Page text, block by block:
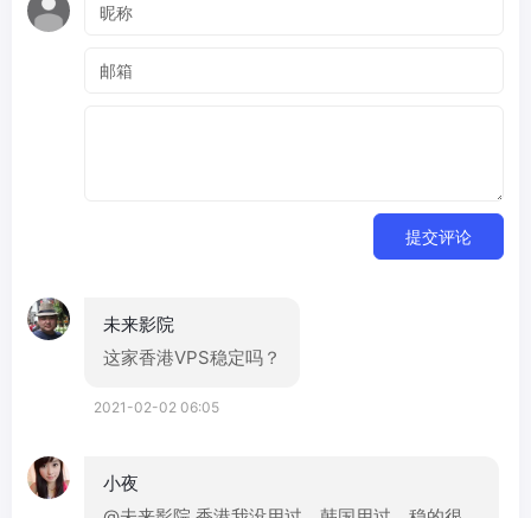
提交评论
未来影院
这家香港VPS稳定吗？
2021-02-02 06:05
小夜